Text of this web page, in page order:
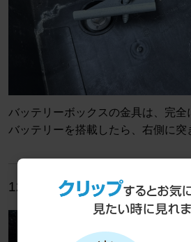
バッテリーボックスの金具は、完全
バッテリーを搭載したら、右側に突
12/15